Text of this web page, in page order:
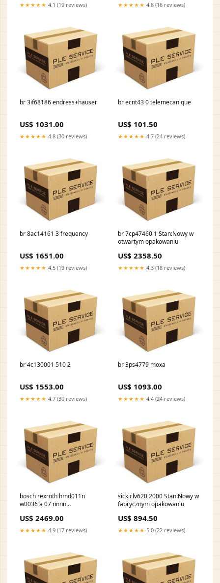
★★★★★ 4.1 (19 reviews) ★★★★★ 4.8 (16 reviews)
br 3if68186 endress+hauser
US$ 1031.00
★★★★★ 4.8 (30 reviews)
br ecnt43 0 telemecanique
US$ 101.50
★★★★★ 4.7 (24 reviews)
br 8ac14161 3 frequency
US$ 1651.00
★★★★★ 4.5 (19 reviews)
br 7cp47460 1 Stan:Nowy w
otwartym opakowaniu
US$ 2358.50
★★★★★ 4.3 (18 reviews)
br 4c130001 510 2
US$ 1553.00
★★★★★ 4.7 (30 reviews)
br 3ps4779 moxa
US$ 1093.00
★★★★★ 4.4 (24 reviews)
bosch rexroth hmd011n
w0036 a 07 nnnn
packaging
US$ 2469.00
★★★★★ 4.9 (17 reviews)
sick clv620 2000 Stan:Nowy w
fabrycznym opakowaniu
US$ 894.50
★★★★★ 5.0 (22 reviews)